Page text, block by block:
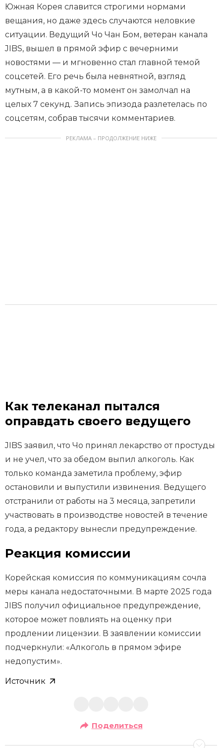
Южная Корея славится строгими нормами
вещания, но даже здесь случаются неловкие
ситуации. Ведущий Чо Чан Бом, ветеран канала
JIBS, вышел в прямой эфир с вечерними
новостями — и мгновенно стал главной темой
соцсетей. Его речь была невнятной, взгляд
мутным, а в какой-то момент он замолчал на
целых 7 секунд. Запись эпизода разлетелась по
соцсетям, собрав тысячи комментариев.
РЕКЛАМА – ПРОДОЛЖЕНИЕ НИЖЕ
Как телеканал пытался
оправдать своего ведущего
JIBS заявил, что Чо принял лекарство от простуды
и не учел, что за обедом выпил алкоголь. Как
только команда заметила проблему, эфир
остановили и выпустили извинения. Ведущего
отстранили от работы на 3 месяца, запретили
участвовать в производстве новостей в течение
года, а редактору вынесли предупреждение.
Реакция комиссии
Корейская комиссия по коммуникациям сочла
меры канала недостаточными. В марте 2025 года
JIBS получил официальное предупреждение,
которое может повлиять на оценку при
продлении лицензии. В заявлении комиссии
подчеркнули: «Алкоголь в прямом эфире
недопустим».
Источник
Поделиться